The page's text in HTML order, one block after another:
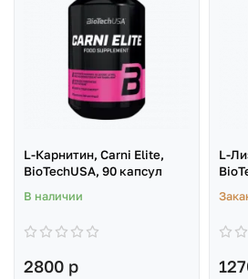
L-Карнитин, Carni Elite,
BioTechUSA, 90 капсул
В наличии
2800 р
L-